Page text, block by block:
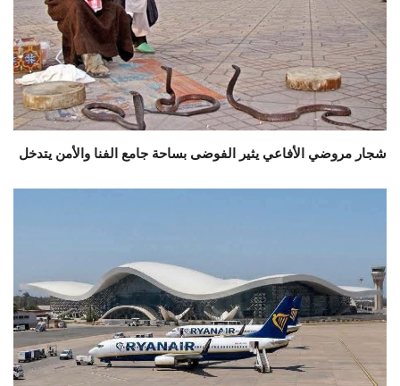
شجار مروضي الأفاعي يثير الفوضى بساحة جامع الفنا والأمن يتدخل